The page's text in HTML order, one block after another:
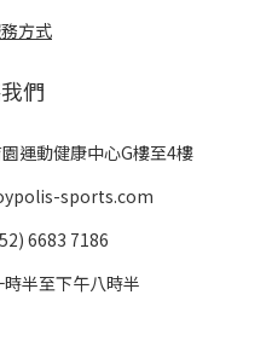
方式
們
運動健康中心G樓至4樓
sports.com
6683 7186
半至下午八時半